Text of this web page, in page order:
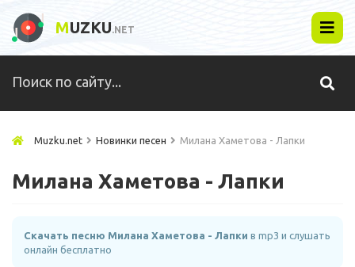
MUZKU.NET
Muzku.net Новинки песен Милана Хаметова - Лапки
Милана Хаметова - Лапки
Скачать песню Милана Хаметова - Лапки в mp3 и слушать
онлайн бесплатно